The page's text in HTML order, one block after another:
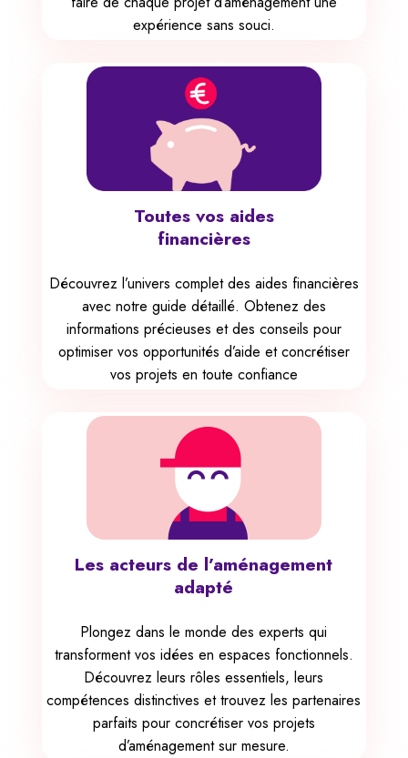
expérience sans souci.
Toutes vos aides
financières
Découvrez l’univers complet des aides financières
avec notre guide détaillé. Obtenez des
informations précieuses et des conseils pour
optimiser vos opportunités d’aide et concrétiser
vos projets en toute confiance
Les acteurs de l’aménagement
adapté
Plongez dans le monde des experts qui
transforment vos idées en espaces fonctionnels.
Découvrez leurs rôles essentiels, leurs
compétences distinctives et trouvez les partenaires
parfaits pour concrétiser vos projets
d’aménagement sur mesure.